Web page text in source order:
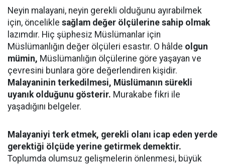
Neyin malayani, neyin gerekli olduğunu ayırabilmek
için, öncelikle sağlam değer ölçülerine sahip olmak
lazımdır. Hiç şüphesiz Müslümanlar için
Müslümanlığın değer ölçüleri esastır. O hâlde olgun
mümin, Müslümanlığın ölçülerine göre yaşayan ve
çevresini bunlara göre değerlendiren kişidir.
Malayaninin terkedilmesi, Müslümanın sürekli
uyanık olduğunu gösterir. Murakabe fikri ile
yaşadığını belgeler.
Malayaniyi terk etmek, gerekli olanı icap eden yerde
gerektiği ölçüde yerine getirmek demektir.
Toplumda olumsuz gelişmelerin önlenmesi, büyük